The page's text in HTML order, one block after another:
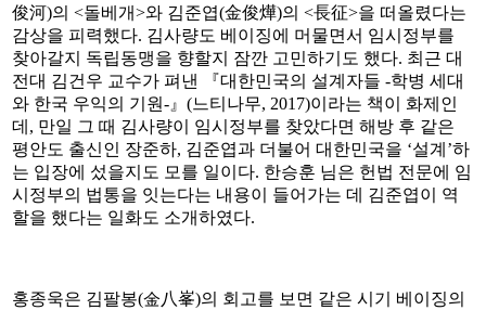
俊河)의 <돌베개>와 김준엽(金俊燁)의 <長征>을 떠올렸다는
감상을 피력했다. 김사량도 베이징에 머물면서 임시정부를
찾아갈지 독립동맹을 향할지 잠깐 고민하기도 했다. 최근 대
전대 김건우 교수가 펴낸 『대한민국의 설계자들 -학병 세대
와 한국 우익의 기원-』(느티나무, 2017)이라는 책이 화제인
데, 만일 그 때 김사량이 임시정부를 찾았다면 해방 후 같은
평안도 출신인 장준하, 김준엽과 더불어 대한민국을 ‘설계’하
는 입장에 섰을지도 모를 일이다. 한승훈 님은 헌법 전문에 임
시정부의 법통을 잇는다는 내용이 들어가는 데 김준엽이 역
할을 했다는 일화도 소개하였다.
홍종욱은 김팔봉(金八峯)의 회고를 보면 같은 시기 베이징의